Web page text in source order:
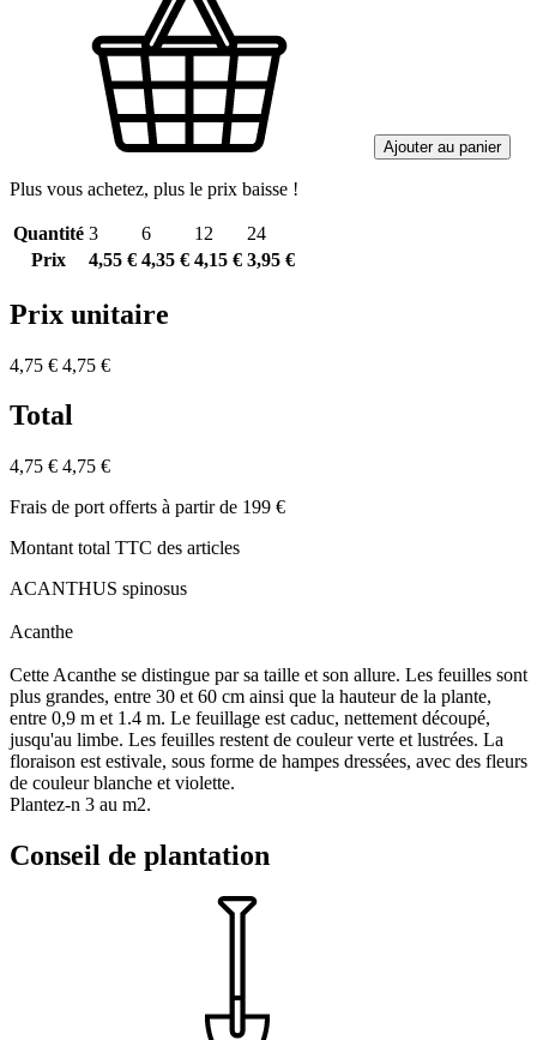
Ajouter au panier
Plus vous achetez, plus le prix baisse !
Quantité 3 6 12
24
Prix
4,55 € 4,35 € 4,15 € 3,95 €
Prix unitaire
4,75 € 4,75 €
Total
4,75 € 4,75 €
Frais de port offerts à partir de 199 €
Montant total TTC des articles
ACANTHUS spinosus
Acanthe
Cette Acanthe se distingue par sa taille et son allure. Les feuilles sont
plus grandes, entre 30 et 60 cm ainsi que la hauteur de la plante,
entre 0,9 m et 1.4 m. Le feuillage est caduc, nettement découpé,
jusqu'au limbe. Les feuilles restent de couleur verte et lustrées. La
floraison est estivale, sous forme de hampes dressées, avec des fleurs
de couleur blanche et violette.
Plantez-n 3 au m2.
Conseil de plantation